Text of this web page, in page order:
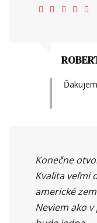
Konečne
Kvalita veľmi
americké
Neviem ako